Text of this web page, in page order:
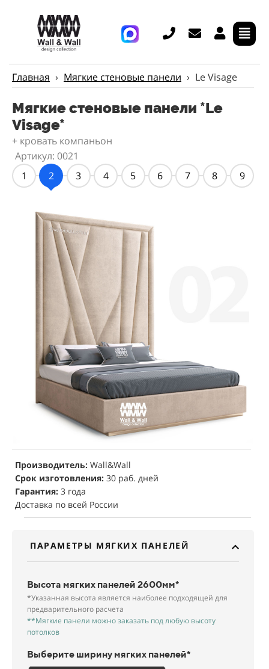
Главная › Мягкие стеновые панели › Le Visage
Мягкие стеновые панели *Le
Visage*
+ кровать компаньон
Артикул: 0021
1
2 3 4 5 6 7 8 9
Производитель: Wall&Wall
Срок изготовления: 30 раб. дней
Гарантия: 3 года
Доставка по всей России
ПАРАМЕТРЫ МЯГКИХ ПАНЕЛЕЙ
Высота мягких панелей 2600мм*
*Указанная высота является наиболее подходящей для
предварительного расчета
**Мягкие панели можно заказать под любую высоту
потолков
Выберите ширину мягких панелей*